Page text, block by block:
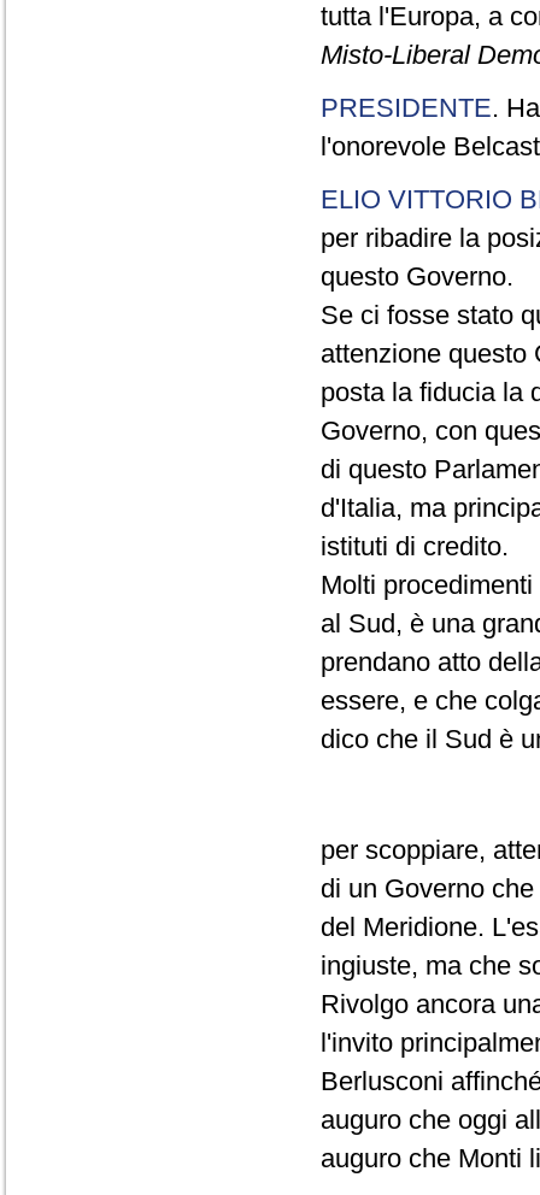
tutta l'Europa, a
Misto-Liberal
PRESIDENTE.
l'onorevole
ELIO VITTORIO
per ribadire la
questo Governo.
Se ci fosse stato
attenzione questo
posta la fiducia la
Governo, con
di questo
d'Italia, ma
istituti di credito.
Molti
al Sud, è una
prendano atto
essere, e che
dico che il Sud è
per scoppiare,
di un Governo
del Meridione.
ingiuste, ma che
Rivolgo ancora
l'invito
Berlusconi
auguro che oggi
auguro che Monti